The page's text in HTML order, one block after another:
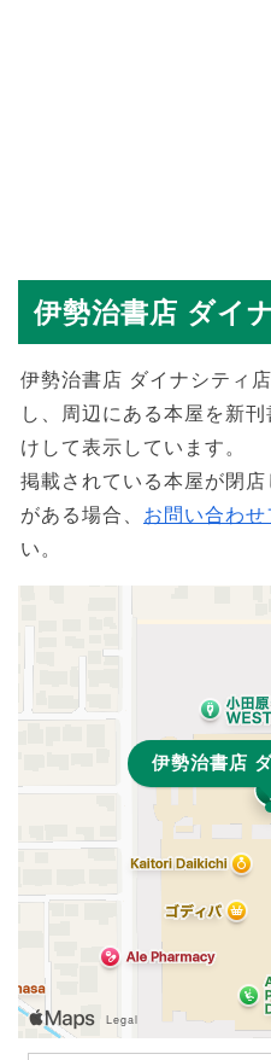
伊勢治書店 ダイ
伊勢治書店 ダイナシティ
し、周辺にある本屋を新
けして表示しています。
掲載されている本屋が閉
がある場合、 お問い合わせ
い。
伊勢治書店